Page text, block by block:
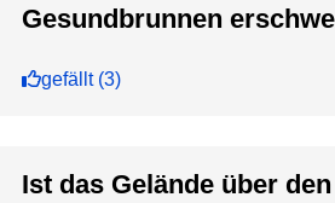
Gesundbrunnen
gefällt(3)
Ist das Gelände über